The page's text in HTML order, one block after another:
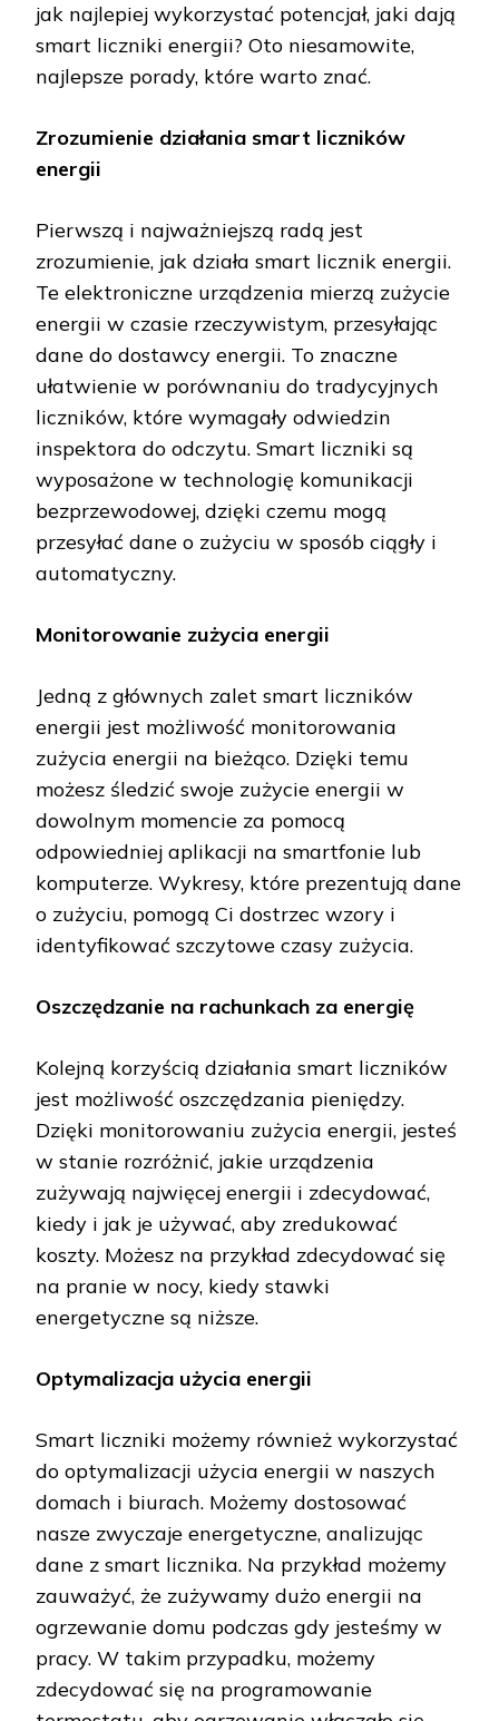
jak najlepiej wykorzystać potencjał, jaki dają
smart liczniki energii? Oto niesamowite,
najlepsze porady, które warto znać.
Zrozumienie działania smart liczników
energii
Pierwszą i najważniejszą radą jest
zrozumienie, jak działa smart licznik energii.
Te elektroniczne urządzenia mierzą zużycie
energii w czasie rzeczywistym, przesyłając
dane do dostawcy energii. To znaczne
ułatwienie w porównaniu do tradycyjnych
liczników, które wymagały odwiedzin
inspektora do odczytu. Smart liczniki są
wyposażone w technologię komunikacji
bezprzewodowej, dzięki czemu mogą
przesyłać dane o zużyciu w sposób ciągły i
automatyczny.
Monitorowanie zużycia energii
Jedną z głównych zalet smart liczników
energii jest możliwość monitorowania
zużycia energii na bieżąco. Dzięki temu
możesz śledzić swoje zużycie energii w
dowolnym momencie za pomocą
odpowiedniej aplikacji na smartfonie lub
komputerze. Wykresy, które prezentują dane
o zużyciu, pomogą Ci dostrzec wzory i
identyfikować szczytowe czasy zużycia.
Oszczędzanie na rachunkach za energię
Kolejną korzyścią działania smart liczników
jest możliwość oszczędzania pieniędzy.
Dzięki monitorowaniu zużycia energii, jesteś
w stanie rozróżnić, jakie urządzenia
zużywają najwięcej energii i zdecydować,
kiedy i jak je używać, aby zredukować
koszty. Możesz na przykład zdecydować się
na pranie w nocy, kiedy stawki
energetyczne są niższe.
Optymalizacja użycia energii
Smart liczniki możemy również wykorzystać
do optymalizacji użycia energii w naszych
domach i biurach. Możemy dostosować
nasze zwyczaje energetyczne, analizując
dane z smart licznika. Na przykład możemy
zauważyć, że zużywamy dużo energii na
ogrzewanie domu podczas gdy jesteśmy w
pracy. W takim przypadku, możemy
zdecydować się na programowanie